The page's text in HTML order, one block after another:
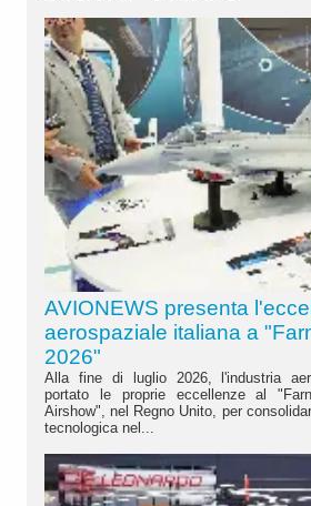
AVIONEWS presenta
aerospaziale italiana a
2026"
Alla fine di luglio 2026, l'industria
portato le proprie eccellenze al
Airshow", nel Regno Unito, per
tecnologica nel...